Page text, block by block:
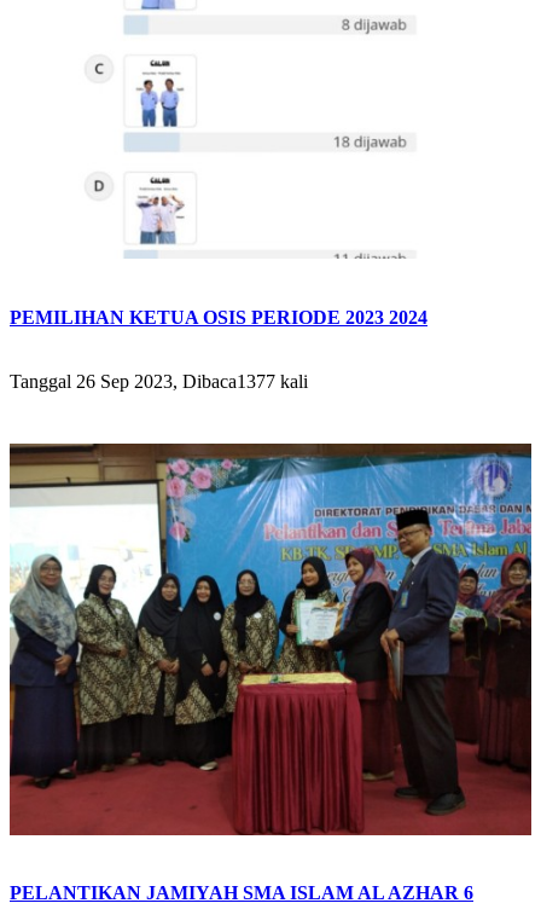
PEMILIHAN KETUA OSIS PERIODE 2023 2024
Tanggal 26 Sep 2023, Dibaca1377 kali
PELANTIKAN JAMIYAH SMA ISLAM AL AZHAR 6